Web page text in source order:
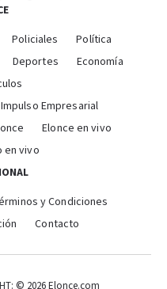
Policiales
Política
Deportes
Economía
Impulso Empresarial
Elonce en vivo
en vivo
y Condiciones
Contacto
© 2026 Elonce.com